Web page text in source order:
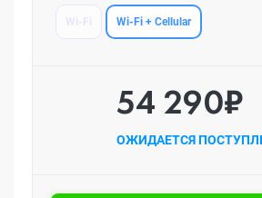
Wi-Fi + Cellular
54 290₽
ОЖИДАЕТСЯ